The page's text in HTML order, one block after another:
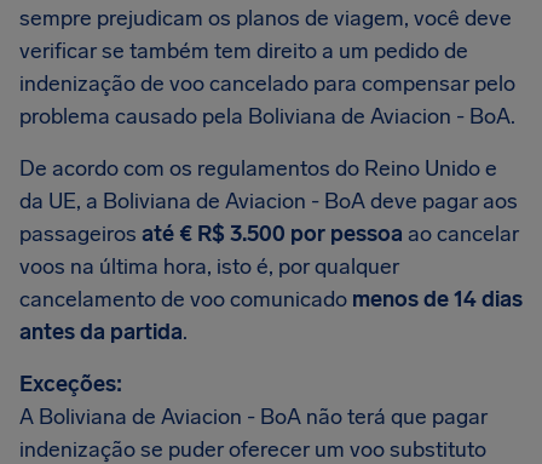
sempre prejudicam os planos de viagem, você deve
verificar se também tem direito a um pedido de
indenização de voo cancelado para compensar pelo
problema causado pela Boliviana de Aviacion - BoA.
De acordo com os regulamentos do Reino Unido e
da UE, a Boliviana de Aviacion - BoA deve pagar aos
passageiros até € R$ 3.500 por pessoa ao cancelar
voos na última hora, isto é, por qualquer
cancelamento de voo comunicado menos de 14 dias
antes da partida.
Exceções:
A Boliviana de Aviacion - BoA não terá que pagar
indenização se puder oferecer um voo substituto